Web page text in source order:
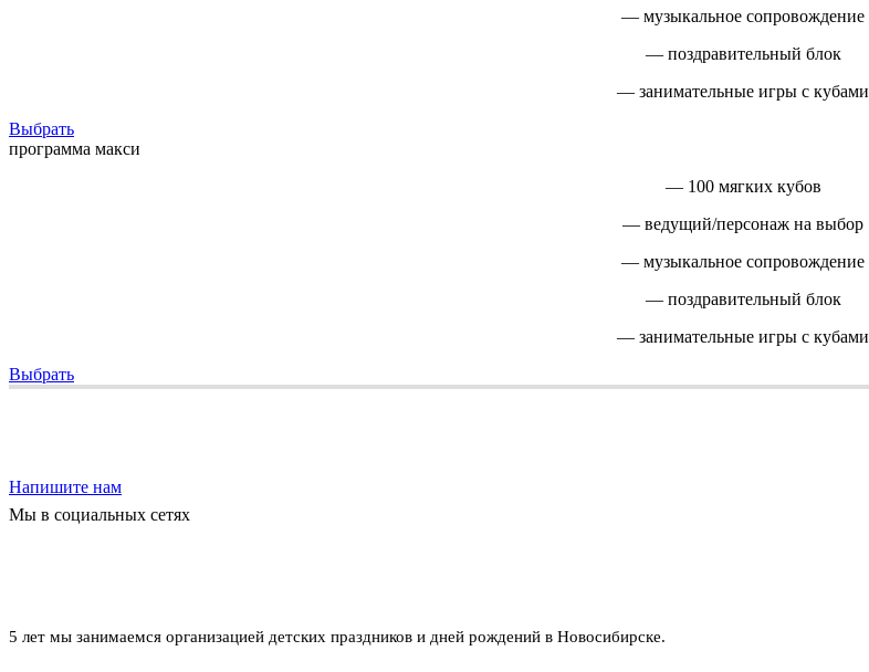
— музыкальное сопровождение
— поздравительный блок
— занимательные игры с кубами
Выбрать
программа макси
— 100 мягких кубов
— ведущий/персонаж на выбор
— музыкальное сопровождение
— поздравительный блок
— занимательные игры с кубами
Выбрать
Напишите нам
Мы в социальных сетях
5 лет мы занимаемся организацией детских праздников и дней рождений в Новосибирске.